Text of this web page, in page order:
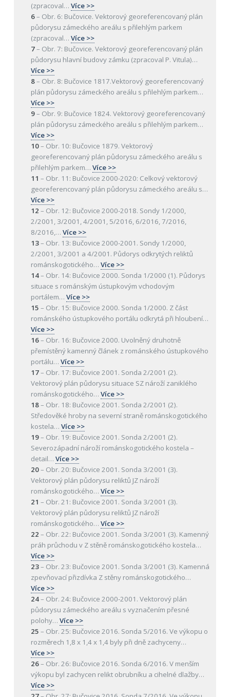
(zpracoval… Více >>
6– Obr. 6: Bučovice. Vektorový georeferencovaný plán
půdorysu zámeckého areálu s přilehlým parkem
(zpracoval… Více >>
7– Obr. 7: Bučovice. Vektorový georeferencovaný plán
půdorysu hlavní budovy zámku (zpracoval P. Vitula)…
Více >>
8– Obr. 8: Bučovice 1817.Vektorový georeferencovaný
plán půdorysu zámeckého areálu s přilehlým parkem…
Více >>
9– Obr. 9: Bučovice 1824. Vektorový georeferencovaný
plán půdorysu zámeckého areálu s přilehlým parkem…
Více >>
10– Obr. 10: Bučovice 1879. Vektorový
georeferencovaný plán půdorysu zámeckého areálu s
přilehlým parkem… Více >>
11 – Obr. 11: Bučovice 2000-2020: Celkový vektorový
georeferencovaný plán půdorysu zámeckého areálu s…
Více >>
12 – Obr. 12: Bučovice 2000-2018. Sondy 1/2000,
2/2001, 3/2001, 4/2001, 5/2016, 6/2016, 7/2016,
8/2016,… Více >>
13– Obr. 13: Bučovice 2000-2001. Sondy 1/2000,
2/2001, 3/2001 a 4/2001. Půdorys odkrytých reliktů
románskogotického… Více >>
14– Obr. 14: Bučovice 2000. Sonda 1/2000 (1). Půdorys
situace s románským ústupkovým vchodovým
portálem… Více >>
15 – Obr. 15: Bučovice 2000. Sonda 1/2000. Z část
románského ústupkového portálu odkrytá při hloubení…
Více >>
16– Obr. 16: Bučovice 2000. Uvolněný druhotně
přemístěný kamenný článek z románského ústupkového
portálu… Více >>
17– Obr. 17: Bučovice 2001. Sonda 2/2001 (2).
Vektorový plán půdorysu situace SZ nároží zaniklého
románskogotického… Více >>
18– Obr. 18: Bučovice 2001. Sonda 2/2001 (2).
Středověké hroby na severní straně románskogotického
kostela… Více >>
19– Obr. 19: Bučovice 2001. Sonda 2/2001 (2).
Severozápadní nároží románskogotického kostela –
detail… Více >>
20– Obr. 20: Bučovice 2001. Sonda 3/2001 (3).
Vektorový plán půdorysu reliktů JZ nároží
románskogotického… Více >>
21 – Obr. 21: Bučovice 2001. Sonda 3/2001 (3).
Vektorový plán půdorysu reliktů JZ nároží
románskogotického… Více >>
22 – Obr. 22: Bučovice 2001. Sonda 3/2001 (3). Kamenný
práh průchodu v Z stěně románskogotického kostela…
Více >>
23– Obr. 23: Bučovice 2001. Sonda 3/2001 (3). Kamenná
zpevňovací přizdívka Z stěny románskogotického…
Více >>
24– Obr. 24: Bučovice 2000-2001. Vektorový plán
půdorysu zámeckého areálu s vyznačením přesné
polohy… Více >>
25 – Obr. 25: Bučovice 2016. Sonda 5/2016. Ve výkopu o
rozměrech 1,8 x 1,4 x 1,4 byly při dně zachyceny…
Více >>
26– Obr. 26: Bučovice 2016. Sonda 6/2016. V menším
výkopu byl zachycen relikt obrubníku a cihelné dlažby…
Více >>